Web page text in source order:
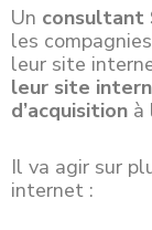
Un consultant
les
leur site
leur site
d’acquisition à
Il va agir sur
internet :